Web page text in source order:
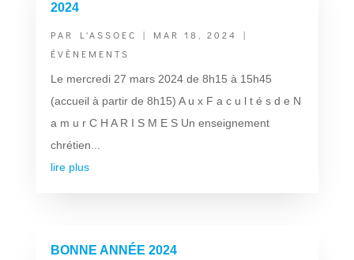
2024
PAR L'ASSOEC | MAR 18, 2024
|
ÉVÈNEMENTS
Le mercredi 27 mars 2024 de 8h15 à 15h45
(accueil à partir de 8h15) A u x F a c u l t é s d e N
a m u r C H A R I S M E S Un enseignement
chrétien...
lire plus
BONNE ANNÉE 2024